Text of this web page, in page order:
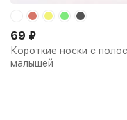
Короткие носки с
малышей
69 ₽